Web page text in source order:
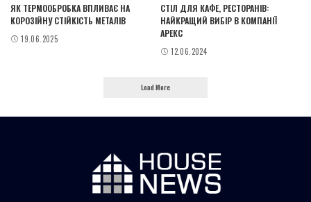
ЯК ТЕРМООБРОБКА ВПЛИВАЄ НА
КОРОЗІЙНУ СТІЙКІСТЬ МЕТАЛІВ
19.06.2025
СТІЛ ДЛЯ КАФЕ, РЕСТОРАНІВ:
НАЙКРАЩИЙ ВИБІР В КОМПАНІЇ
АРЕКС
12.06.2024
Load More